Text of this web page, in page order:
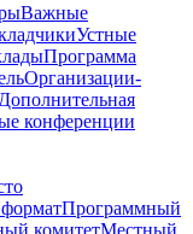
Важные
Устные
Программа
Организации-
Дополнительная
конференции
Программный
комитетМестный